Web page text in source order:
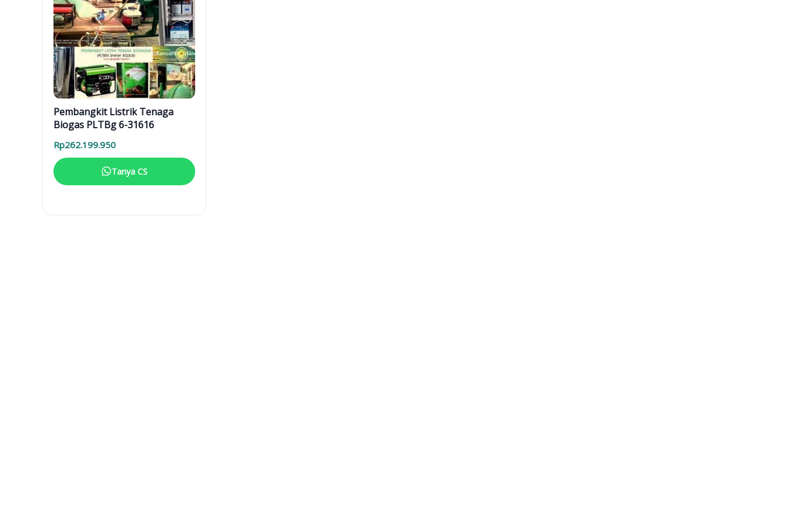
Pembangkit Listrik Tenaga
Biogas PLTBg 6-31616
Rp262.199.950
Tanya CS